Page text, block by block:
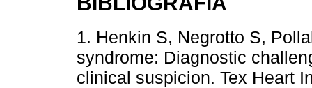
1. Henkin S, Negrotto S,
syndrome: Diagnostic
clinical suspicion. Tex Heart